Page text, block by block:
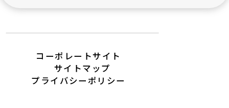
コーポレートサイト
サイトマップ
プライバシーポリシー